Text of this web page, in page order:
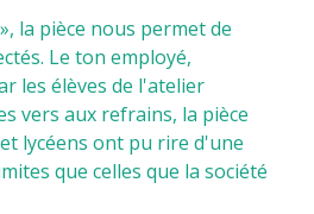
la pièce nous permet de
Le ton employé,
les élèves de l'atelier
vers aux refrains, la pièce
lycéens ont pu rire d'une
que celles que la société